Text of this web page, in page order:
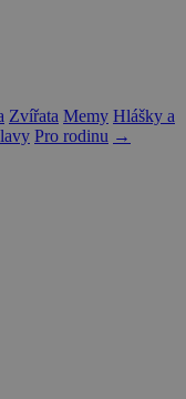
Zvířata Memy Hlášky a
Pro rodinu →